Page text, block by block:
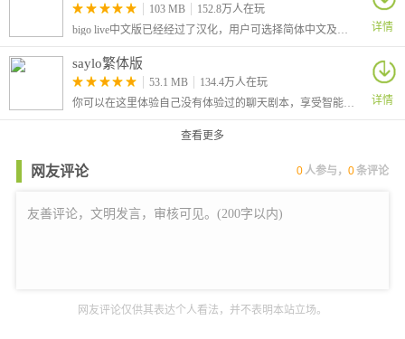
103 MB
152.8万人在玩
bigo live中文版已经经过了汉化，用户可选择简体中文及繁体中文两种界面，拥有海量主播可在线互动，包含游戏直播及舞蹈唱歌等各种类型。
详情
saylo繁体版
53.1 MB
134.4万人在玩
你可以在这里体验自己没有体验过的聊天剧本，享受智能模型带给你的话剧，软件会根据你的描述内容自动生成回复，回复内容会完全贴合角色本身，喜欢话剧表演和AI互动的小伙伴们，千万不要错过哦！
详情
查看更多
网友评论 0 人参与，0条评论
网友评论仅供其表达个人看法，并不表明本站立场。